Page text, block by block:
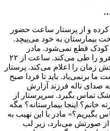
…
و از پرستار ساعت حضور
بیمارستان به خود می‌پیچد.
کودک قطع نمی‌شود. مادر
درمانده و عصبانی باز هم طول راهرو را طی می‌کند. ساعت از ۲۲
زمان را اعلام می‌کند. پرستار
ما برنمی‌یاد. باید تا فردا صبح
صدای ناله فرزند آزارش
تماس بگیرد. سرپرستار از
خانم؟ اینجا بیمارستانه؟ مگه
بگیریم؟» مادر با این نهیب به
صورتش می‌بارد، زیر لب